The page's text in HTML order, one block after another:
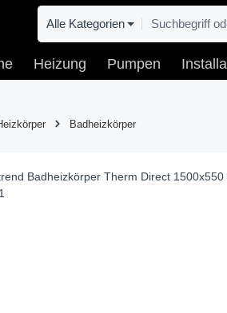
Alle Kategorien
Heizung Pumpen
Badheizkörper